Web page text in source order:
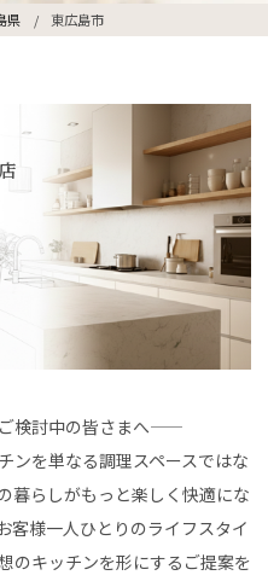
県 東広島市
討中の皆さまへ――
ンを単なる調理スペースではな
暮らしがもっと楽しく快適にな
客様一人ひとりのライフスタイ
のキッチンを形にするご提案を